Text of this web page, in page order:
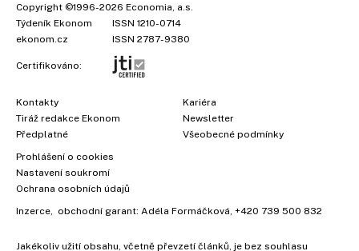
Copyright ©1996-2026 Economia, a.s.
Týdeník Ekonom
ISSN 1210-0714
ekonom.cz
ISSN 2787-9380
Certifikováno:
Kontakty
Tiráž redakce Ekonom
Předplatné
Kariéra
Newsletter
Všeobecné podmínky
Prohlášení o cookies
Nastavení soukromí
Ochrana osobních údajů
Inzerce , obchodní garant: Adéla Formáčková +420 739 500 832
Jakékoliv užití obsahu, včetně převzetí článků, je bez souhlasu